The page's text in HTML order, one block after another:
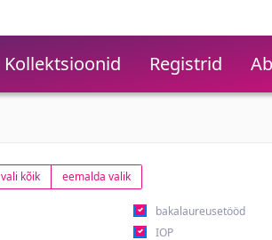
Kollektsioonid Registrid
vali kõik eemalda valik
bakalaureusetööd
IOP